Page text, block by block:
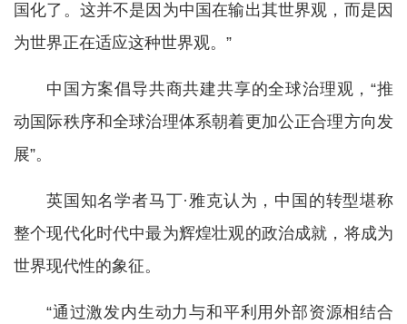
国化了。这并不是因为中国在输出其世界观，而是因
为世界正在适应这种世界观。”
中国方案倡导共商共建共享的全球治理观，“推
动国际秩序和全球治理体系朝着更加公正合理方向发
展”。
英国知名学者马丁·雅克认为，中国的转型堪称
整个现代化时代中最为辉煌壮观的政治成就，将成为
世界现代性的象征。
“通过激发内生动力与和平利用外部资源相结合